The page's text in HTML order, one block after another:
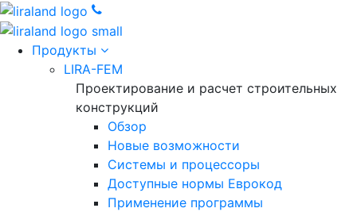
Продукты
LIRA-FEM
Проектирование и расчет строительных
конструкций
Обзор
Новые возможности
Cистемы и процессоры
Доступные нормы Еврокод
Применение программы